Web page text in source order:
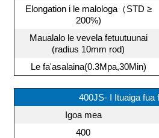
Elongation i le malologa（STD ≥
200%)
Maualalo le vevela fetuutuunai
(radius 10mm rod)
Le fa'asalaina(0.3Mpa,30Min)
400JS- Ⅰ Ituaiga fua
Igoa mea
400